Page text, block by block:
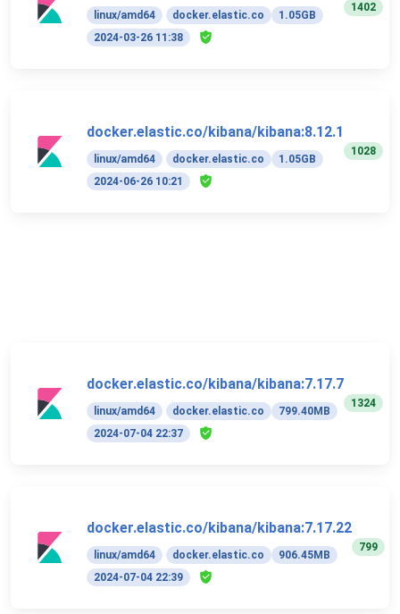
linux/amd64 docker.elastic.co
1.05GB
2024-03-26 11:38
1402
docker.elastic.co/kibana/kibana:8.12.1
linux/amd64 docker.elastic.co
1.05GB
2024-06-26 10:21
1028
docker.elastic.co/kibana/kibana:7.17.7
linux/amd64 docker.elastic.co
799.40MB
2024-07-04 22:37
1324
docker.elastic.co/kibana/kibana:7.17.22
linux/amd64 docker.elastic.co
906.45MB
2024-07-04 22:39
799